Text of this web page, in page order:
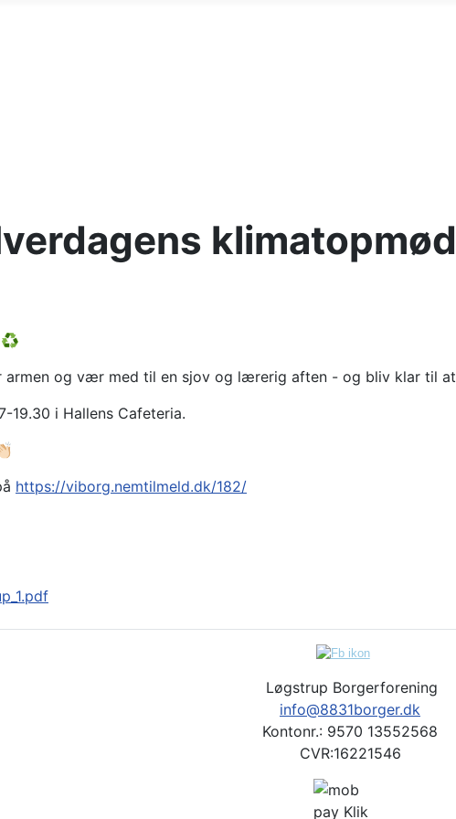
♻
armen og vær med til en sjov og lærerig aften - og bliv klar til at
19.30 i Hallens Cafeteria.
https://viborg.nemtilmeld.dk/182/
Løgstrup Borgerforening
info@8831borger.dk
Kontonr.: 9570 13552568
CVR:16221546